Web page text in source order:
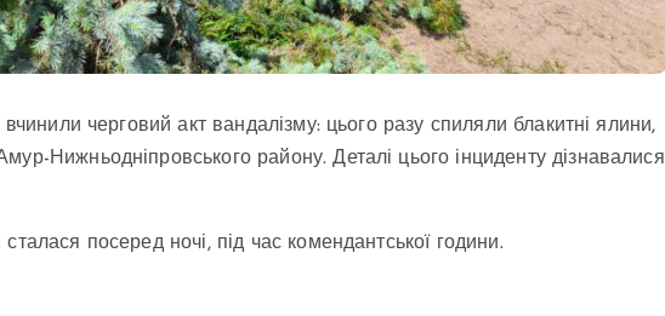
черговий акт вандалізму: цього разу спиляли блакитні ялини,
Нижньодніпровського району. Деталі цього інциденту дізнавалися
посеред ночі, під час комендантської години.